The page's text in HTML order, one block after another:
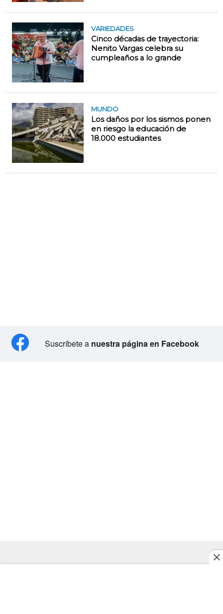
VARIEDADES
Cinco décadas de trayectoria:
Nenito Vargas celebra su
cumpleaños a lo grande
MUNDO
Los daños por los sismos ponen
en riesgo la educación de
18.000 estudiantes
Suscríbete a nuestra página en Facebook